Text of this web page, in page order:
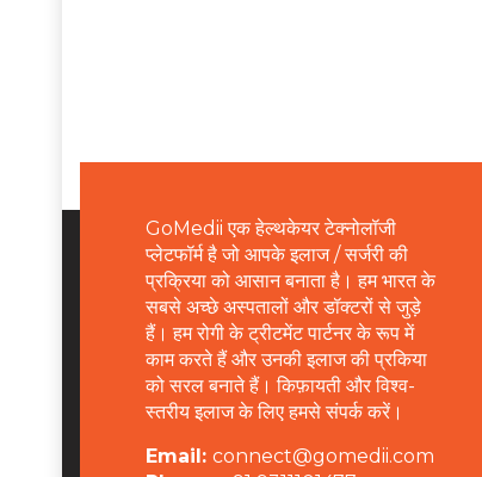
GoMedii एक हेल्थकेयर टेक्नोलॉजी
प्लेटफॉर्म है जो आपके इलाज / सर्जरी की
प्रक्रिया को आसान बनाता है। हम भारत के
सबसे अच्छे अस्पतालों और डॉक्टरों से जुड़े
हैं। हम रोगी के ट्रीटमेंट पार्टनर के रूप में
काम करते हैं और उनकी इलाज की प्रकिया
को सरल बनाते हैं। किफ़ायती और विश्व-
स्तरीय इलाज के लिए हमसे संपर्क करें।
Email: connect@gomedii.com